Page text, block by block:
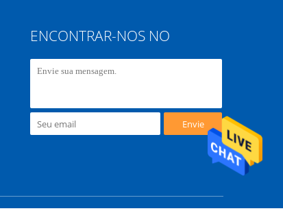
ENCONTRAR-NOS NO
Envie